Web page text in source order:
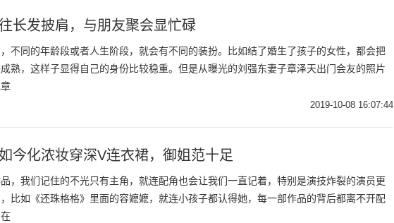
长发披肩，与朋友聚会显忙碌
不同的年龄段或者人生阶段，就会有不同的装扮。比如结了婚生了孩子的女性，都会把
熟，这样子显得自己的身份比较稳重。但是从曝光的刘强东妻子章泽天出门会友的照片
2019-10-08 16:07:44
今化浓妆穿深V连衣裙，御姐范十足
，我们记住的不光只有主角，就连配角也会让我们一直记着，特别是演技炸裂的演员更
比如《还珠格格》里面的容嬷嬷，就连小孩子都认得她，每一部作品的背后都离不开配